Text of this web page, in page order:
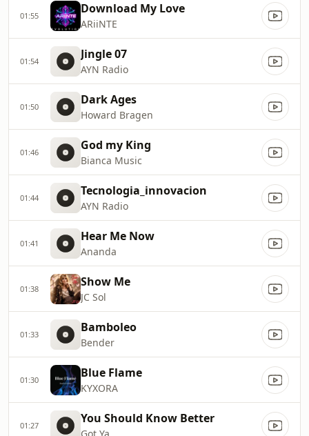
01:55 Download My Love
ARiiNTE
01:54 Jingle 07
AYN Radio
01:50 Dark Ages
Howard Bragen
01:46 God my King
Bianca Music
01:44 Tecnologia_innovacion
AYN Radio
01:41 Hear Me Now
Ananda
01:38 Show Me
JC Sol
01:33 Bamboleo
Bender
01:30 Blue Flame
KYXORA
01:27 You Should Know Better